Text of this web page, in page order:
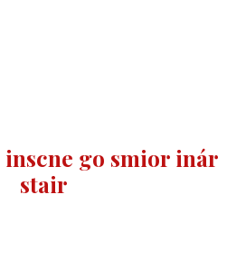
go smior inár
stair